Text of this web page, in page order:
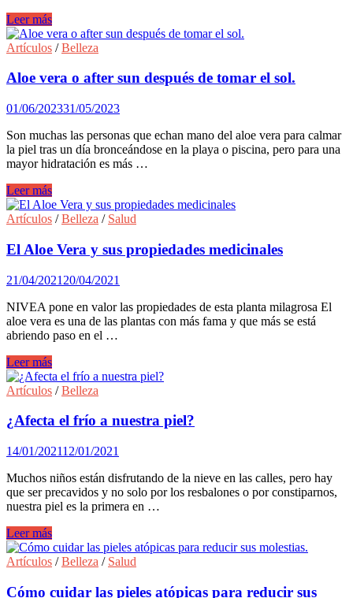
Tips
para
crear
despacho
Leer más
Artículos /Belleza
Aloe vera o after sun después de tomar el sol.
01/06/202331/05/2023
Son muchas las personas que echan mano del aloe vera para calmar
la piel tras un día bronceándose en la playa o piscina, pero para una
mayor hidratación es más …
Aloe
vera
o
sun
después
de
tomar
el
sol.
Leer más
Artículos /Belleza / Salud
El Aloe Vera y sus propiedades medicinales
21/04/2021 20/04/2021
NIVEA pone en valor las propiedades de esta planta milagrosa El
aloe vera es una de las plantas con más fama y que más se está
abriendo paso en el …
El
Aloe
Vera
sus
propiedades
medicinales
Leer más
Artículos /Belleza
¿Afecta el frío a nuestra piel?
14/01/202112/01/2021
Muchos niños están disfrutando de la nieve en las calles, pero hay
que ser precavidos y no solo por los resbalones o por constiparnos,
nuestra piel es la primera en …
¿Afecta
el
frío
nuestra
Leer más
Artículos /Belleza / Salud
Cómo cuidar las pieles atópicas para reducir sus